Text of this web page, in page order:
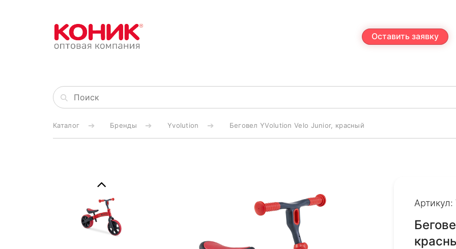
Оставить заявку
Каталог Бренды Yvolution Беговел YVolution Velo Junior, красный
Артикул: